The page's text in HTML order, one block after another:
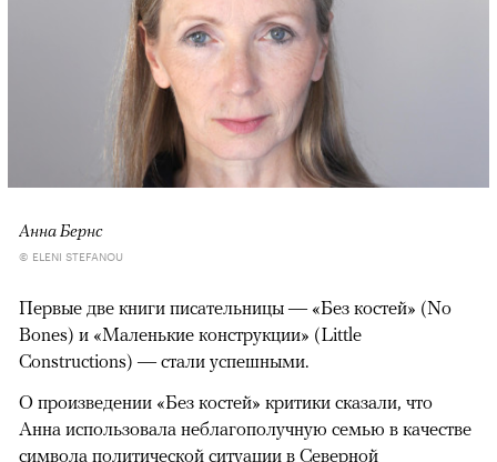
Анна Бернс
© ELENI STEFANOU
Первые две книги писательницы — «Без костей» (No
Bones) и «Маленькие конструкции» (Little
Constructions) — стали успешными.
О произведении «Без костей» критики сказали, что
Анна использовала неблагополучную семью в качестве
символа политической ситуации в Северной